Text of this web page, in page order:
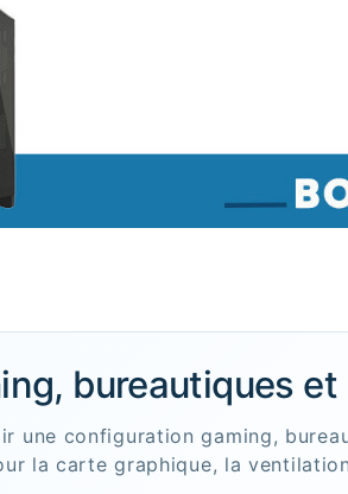
bureautiques
une configuration gaming,
la carte graphique, la